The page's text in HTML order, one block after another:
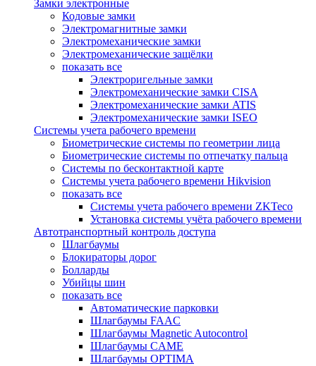
Замки электронные
Кодовые замки
Электромагнитные замки
Электромеханические замки
Электромеханические защёлки
показать все
Электроригельные замки
Электромеханические замки CISA
Электромеханические замки ATIS
Электромеханические замки ISEO
Системы учета рабочего времени
Биометрические системы по геометрии лица
Биометрические системы по отпечатку пальца
Системы по бесконтактной карте
Системы учета рабочего времени Hikvision
показать все
Системы учета рабочего времени ZKTeco
Установка системы учёта рабочего времени
Автотранспортный контроль доступа
Шлагбаумы
Блокираторы дорог
Болларды
Убийцы шин
показать все
Автоматические парковки
Шлагбаумы FAAC
Шлагбаумы Magnetic Autocontrol
Шлагбаумы CAME
Шлагбаумы OPTIMA